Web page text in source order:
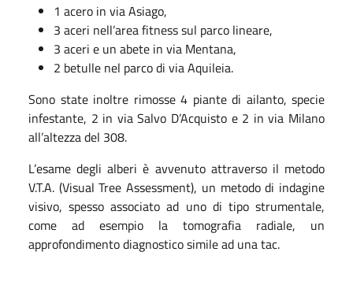
1 acero in via Asiago,
3 aceri nell’area fitness sul parco lineare,
3 aceri e un abete in via Mentana,
2 betulle nel parco di via Aquileia.
Sono state inoltre rimosse 4 piante di ailanto, specie
infestante, 2 in via Salvo D’Acquisto e 2 in via Milano
all’altezza del 308.
L’esame degli alberi è avvenuto attraverso il metodo
V.T.A. (Visual Tree Assessment), un metodo di indagine
visivo, spesso associato ad uno di tipo strumentale,
come ad esempio la tomografia radiale, un
approfondimento diagnostico simile ad una tac.